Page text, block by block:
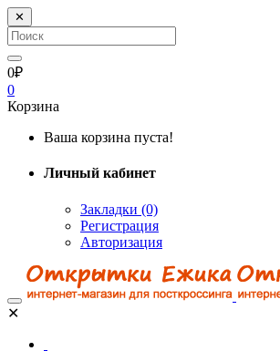
✕
0₽
0
Корзина
Ваша корзина пуста!
Личный кабинет
Закладки (0)
Регистрация
Авторизация
✕